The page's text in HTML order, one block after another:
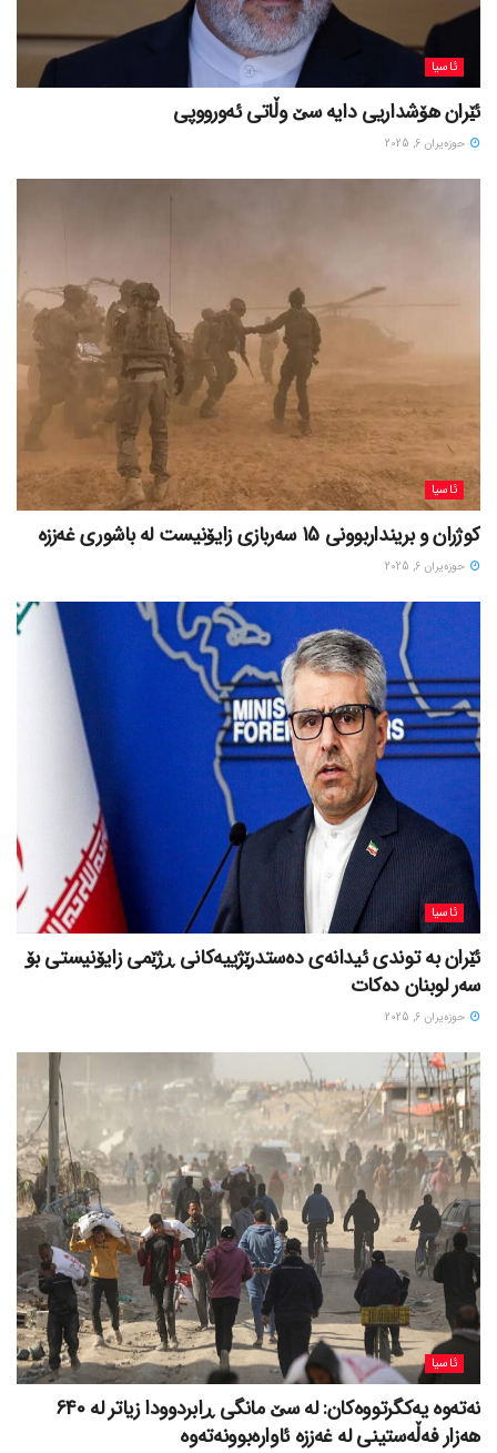
ئاسیا
ئێران هۆشداریی دایە سێ وڵاتی ئەورووپی
حوزه‌یران 6, 2025
ئاسیا
کوژران و برینداربوونی 15 سەربازی زایۆنیست لە باشوری غەززە
حوزه‌یران 6, 2025
ئاسیا
ئێران بە توندی ئیدانەی دەستدرێژییەکانی ڕژێمی زایۆنیستی بۆ
سەر لوبنان دەکات
حوزه‌یران 6, 2025
ئاسیا
نەتەوە یەکگرتووەکان: لە سێ مانگی ڕابردوودا زیاتر لە 640
هەزار فەڵەستینی لە غەززە ئاوارەبوونەتەوە